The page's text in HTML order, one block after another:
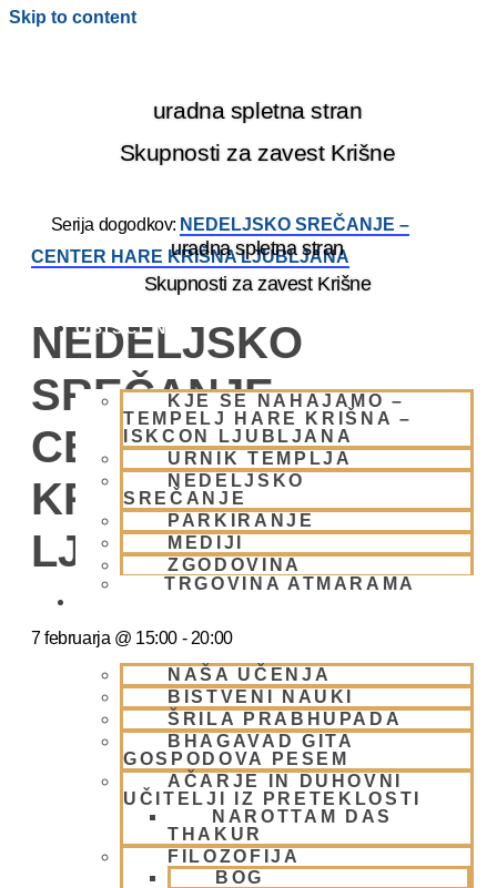
Skip to content
uradna spletna stran
Skupnosti za zavest Krišne
uradna spletna stran
Skupnosti za zavest Krišne
OBIŠČI NAS
KJE SE NAHAJAMO –
TEMPELJ HARE KRIŠNA –
ISKCON LJUBLJANA
URNIK TEMPLJA
NEDELJSKO
SREČANJE
PARKIRANJE
MEDIJI
ZGODOVINA
TRGOVINA ATMARAMA
NAŠA UČENJA
BISTVENI NAUKI
ŠRILA PRABHUPADA
BHAGAVAD GITA
GOSPODOVA PESEM
AČARJE IN DUHOVNI
UČITELJI IZ PRETEKLOSTI
NAROTTAM DAS
THAKUR
FILOZOFIJA
BOG
Serija dogodkov: NEDELJSKO SREČANJE –
CENTER HARE KRIŠNA LJUBLJANA
NEDELJSKO
SREČANJE –
CENTER HARE
KRIŠNA
LJUBLJANA
7 februarja @ 15:00 - 20:00